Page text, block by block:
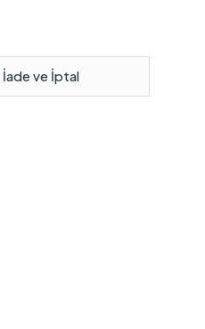
İade ve İptal